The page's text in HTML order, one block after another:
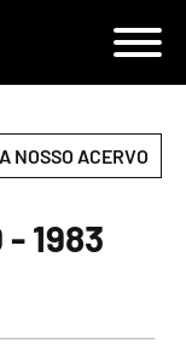
NOSSO ACERVO
- 1983